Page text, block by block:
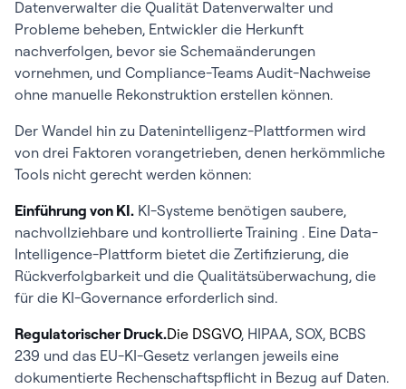
Datenverwalter die Qualität Datenverwalter und
Probleme beheben, Entwickler die Herkunft
nachverfolgen, bevor sie Schemaänderungen
vornehmen, und Compliance-Teams Audit-Nachweise
ohne manuelle Rekonstruktion erstellen können.
Der Wandel hin zu Datenintelligenz-Plattformen wird
von drei Faktoren vorangetrieben, denen herkömmliche
Tools nicht gerecht werden können:
Einführung von KI. KI-Systeme benötigen saubere,
nachvollziehbare und kontrollierte Training . Eine Data-
Intelligence-Plattform bietet die Zertifizierung, die
Rückverfolgbarkeit und die Qualitätsüberwachung, die
für die KI-Governance erforderlich sind.
Regulatorischer Druck.Die DSGVO, HIPAA, SOX, BCBS
239 und das EU-KI-Gesetz verlangen jeweils eine
dokumentierte Rechenschaftspflicht in Bezug auf Daten.